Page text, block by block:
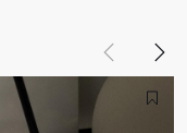
Назад